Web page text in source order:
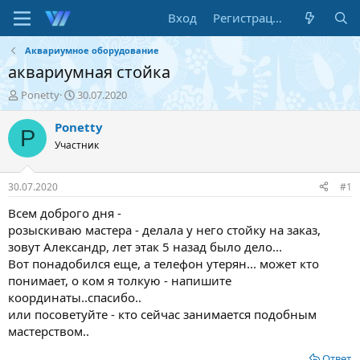
Вход Регистрация
Аквариумное оборудование
аквариумная стойка
А
в
т
о
т
е
м
ы
Ponetty
Д
а
т
н
а
л
30.07.2020
P Ponetty
Участник
30.07.2020 #1
Всем доброго дня -
розыскиваю мастера - делала у него стойку на заказ,
зовут Александр, лет этак 5 назад было дело...
Вот понадобился еще, а телефон утерян... может кто
понимает, о ком я толкую - напишите
координаты..спасибо..
или посоветуйте - кто сейчас занимается подобным
мастерством..